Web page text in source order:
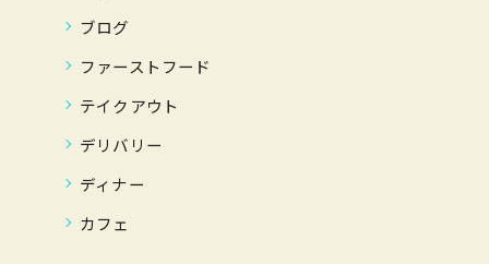
ブログ
ファーストフード
テイクアウト
デリバリー
ディナー
カフェ